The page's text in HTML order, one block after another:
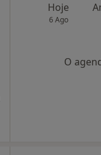
Hoje
6 Ago
O